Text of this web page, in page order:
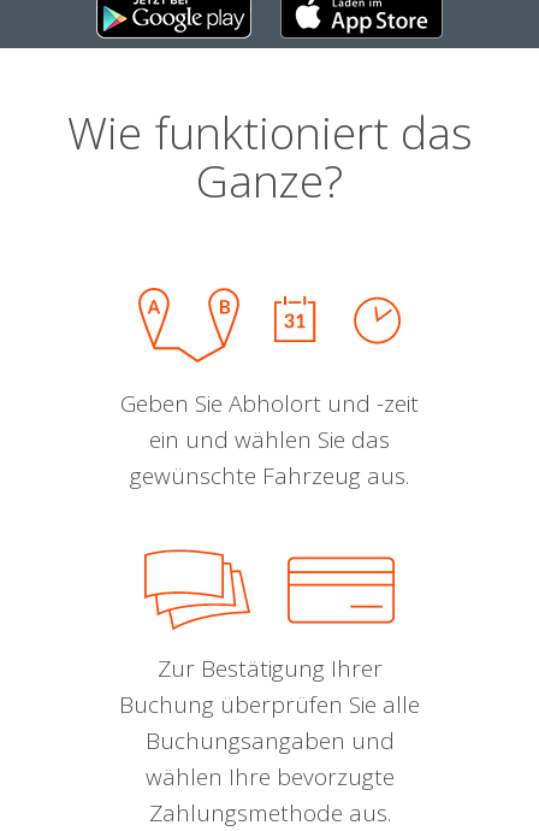
Wie funktioniert das
Ganze?
Geben Sie Abholort und -zeit
ein und wählen Sie das
gewünschte Fahrzeug aus.
Zur Bestätigung Ihrer
Buchung überprüfen Sie alle
Buchungsangaben und
wählen Ihre bevorzugte
Zahlungsmethode aus.